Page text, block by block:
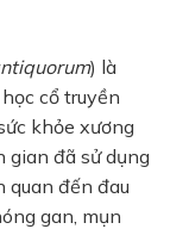
) là
cổ truyền
khỏe xương
gian đã sử dụng
quan đến đau
gan, mụn